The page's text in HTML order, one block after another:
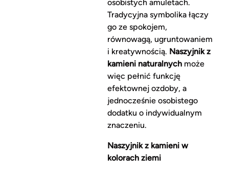
osobistych amuletach.
Tradycyjna symbolika łączy
go ze spokojem,
równowagą, ugruntowaniem
i kreatywnością. Naszyjnik z
kamieni naturalnychmoże
więc pełnić funkcję
efektownej ozdoby, a
jednocześnie osobistego
dodatku o indywidualnym
znaczeniu.
Naszyjnik z kamieni w
kolorach ziemi